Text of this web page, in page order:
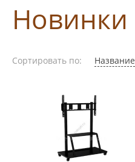
Новинки
Сортировать по: Название